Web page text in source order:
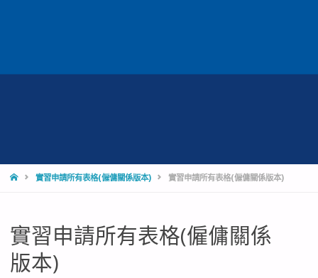
HOME實習申請所有表格(僱傭關係版本) 實習申請所有表格(僱傭關係版本)
實習申請所有表格(僱傭關係
版本)